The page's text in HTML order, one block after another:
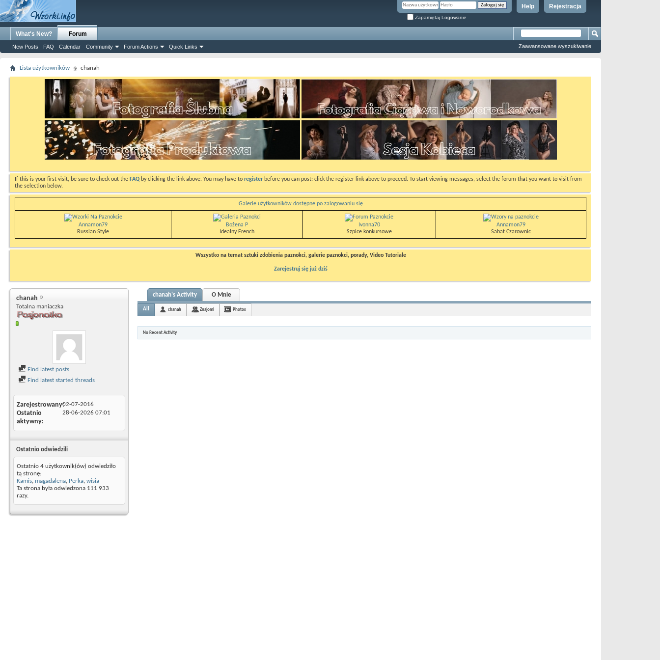
Rejestracja
Help
Zapamiętaj Logowanie
What's New? Forum
New Posts FAQ Calendar Community Forum Actions Quick Links Zaawansowane wyszukiwanie
Lista użytkowników chanah
If this is your first visit, be sure to check out the FAQ by clicking the link above. You may have to register before you can post: click the register link above to proceed. To start viewing messages, select the forum that you want to visit from
the selection below.
Galerie użytkowników dostępne po zalogowaniu się
Annamon79
Russian Style
Bożena P
Idealny French
Ivonna70
Szpice konkursowe
Annamon79
Sabat Czarownic
Wszystko na temat sztuki zdobienia paznokci, galerie paznokci, porady, Video Tutoriale
Zarejestruj się już dziś
chanah
Totalna maniaczka
Find latest posts
Find latest started threads
Zarejestrowany02-07-2016
Ostatnio
aktywny
28-06-2026 07:01
Ostatnio odwiedzili
Ostatnio 4 użytkownik(ów) odwiedziło
tą stronę:
Kamis, magadalena, Perka, wisia
Ta strona była odwiedzona 111 933
razy.
chanah's Activity O Mnie
All chanah Znajomi Photos
No Recent Activity